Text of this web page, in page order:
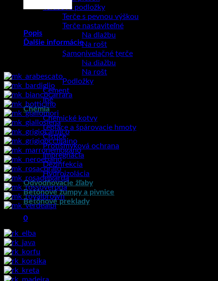
Terasové podložky
Terče s pevnou výškou
Terče nastaviteľné
Na dlažbu
Na rošt
Samonivelačné terče
Na dlažbu
Na rošt
Podložky
Cement
Iné
Chémia
Chemické kotvy
Lepiace a špárovacie hmoty
Čističe
Protišmyková ochrana
Impregnácia
Dezinfekcia
Hydroizolácia
Odvodňovacie žľaby
Betónové žumpy a pivnice
Betónové preklady
0
Popis
Ďalšie informácie
Farebné prevedenia k dispozícii:Mramorové kamienky
Riečne kamienky